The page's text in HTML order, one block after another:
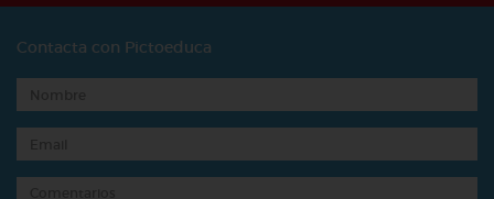
Contacta con Pictoeduca